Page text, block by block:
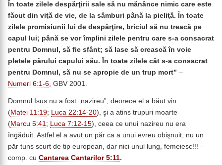
În toate zilele despărţirii sale să nu mănânce nimic care este
făcut din viţă de vie, de la sâmburi până la pieliţă. În toate
zilele promisiunii lui de despărţire, briciul să nu treacă pe
capul lui; până se vor împlini zilele pentru care s-a consacrat
pentru Domnul, să fie sfânt; să lase să crească în voie
pletele părului capului său. În toate zilele cât s-a consacrat
pentru Domnul, să nu se apropie de un trup mort” –
Numeri 6:1-6, GBV 2001.
Domnul Isus nu a fost „nazireu”, deorece el a băut vin
(Matei 11:19; Luca 22:14-20), şi a atins trupuri moarte
(Marcu 5:41 ; Luca 7:12-15), ceea ce unui nazireu nu era
îngăduit. Astfel el a avut un păr ca a unui evreu obişnuit, nu un
păr tuns scurt de tip european, dar nici unul lung, femeiesc!!! –
comp. cu Cantarea Cantarilor 5:11.